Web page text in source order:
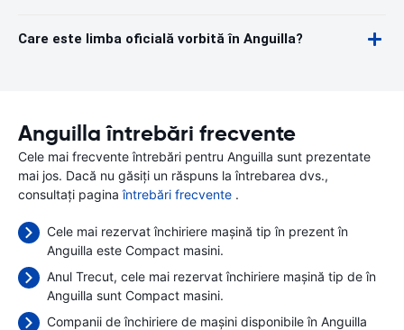
Care este limba oficială vorbită în Anguilla?
Anguilla întrebări frecvente
Cele mai frecvente întrebări pentru Anguilla sunt prezentate
mai jos. Dacă nu găsiți un răspuns la întrebarea dvs.,
consultați paginaîntrebări frecvente .
Cele mai rezervat închiriere mașină tip în prezent în
Anguilla este Compact masini.
Anul Trecut, cele mai rezervat închiriere mașină tip de în
Anguilla sunt Compact masini.
Companii de închiriere de mașini disponibile în Anguilla